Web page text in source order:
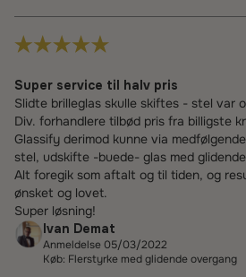
Super service til halv pris
Slidte brilleglas skulle skiftes - stel var
Div. forhandlere tilbød pris fra billigste
Glassify derimod kunne via
stel, udskifte -buede- glas med
Alt foregik som aftalt og til tiden, og
ønsket og lovet.
Super løsning!
Ivan Demat
Anmeldelse 05/03/2022
Køb: Flerstyrke med glidende overgang